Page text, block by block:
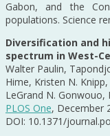
Gabon, and the
populations. Science
Diversification and
spectrum in West-
Walter Paulin,
Hime, Kristen N.
LeGrand N. Gonwouo,
PLOS One, December
DOI: 10.1371/